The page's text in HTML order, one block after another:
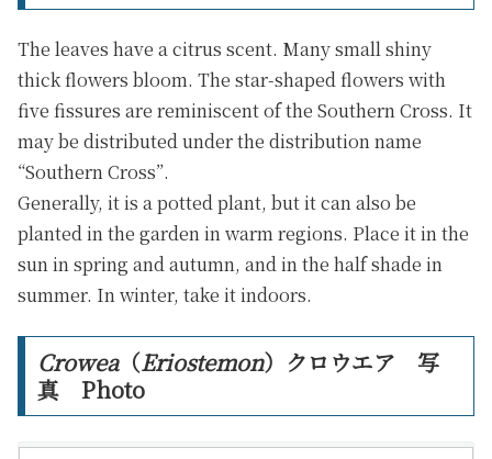
The leaves have a citrus scent. Many small shiny
thick flowers bloom. The star-shaped flowers with
five fissures are reminiscent of the Southern Cross. It
may be distributed under the distribution name
“Southern Cross”.
Generally, it is a potted plant, but it can also be
planted in the garden in warm regions. Place it in the
sun in spring and autumn, and in the half shade in
summer. In winter, take it indoors.
Crowea（Eriostemon）クロウエア 写
真 Photo